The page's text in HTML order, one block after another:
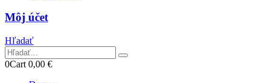
Môj účet
Hľadať
0Cart 0,00 €